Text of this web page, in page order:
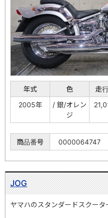
年式 色 走
2005年
/ 銀/オレン
ジ
商品番号 0000064747
JOG
ヤマハのスタンダードスクータ